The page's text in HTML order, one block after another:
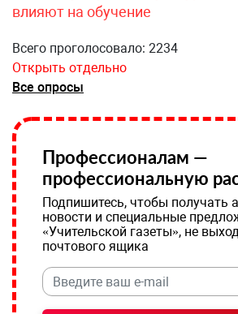
влияют на обучение
Всего проголосовало: 2234
Открыть отдельно
Все опросы
Профессионалам —
профессиональную
Подпишитесь, чтобы получать
новости и специальные
«Учительской газеты», не
почтового ящика